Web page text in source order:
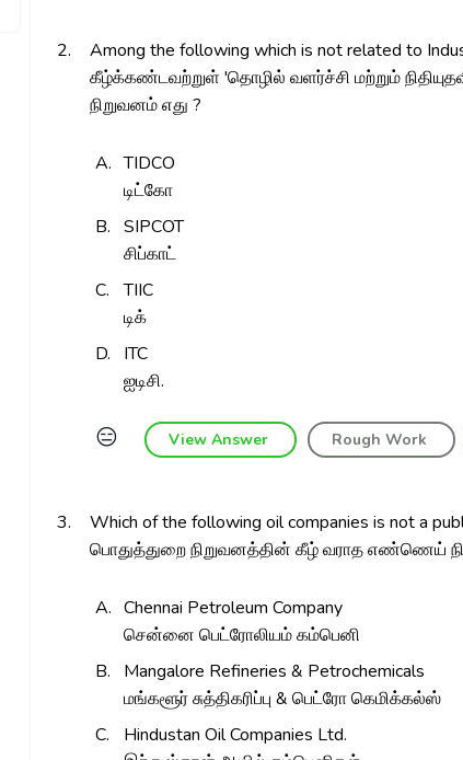
2.
Among the following which is not related to
கீழ்க்கண்டவற்றுள் 'தொழில் வளர்ச்சி மற்றும்
நிறுவனம் எது ?
A. TIDCO
டிட்கோ
B.
SIPCOT
சிப்காட்
C.
TIIC
டிக்
D.
ITC
ஐடிசி.
😑 View Answer Rough Work
3.
Which of the following oil companies is not a
பொதுத்துறை நிறுவனத்தின் கீழ் வராத எண்ணெய்
A. Chennai Petroleum Company
சென்னை பெட்ரோலியம் கம்பெனி
B.
Mangalore Refineries & Petrochemicals
மங்களூர் சுத்திகரிப்பு & பெட்ரோ கெமிக்கல்ஸ்
C.
Hindustan Oil Companies Ltd.